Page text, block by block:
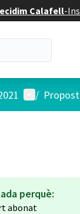
Calafell-
Menú
/
perquè:
abonat